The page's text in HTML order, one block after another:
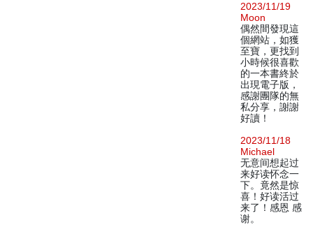
2023/11/19
Moon
偶然間發現這
個網站，如獲
至寶，更找到
小時候很喜歡
的一本書終於
出現電子版，
感謝團隊的無
私分享，謝謝
好讀！
2023/11/18
Michael
无意间想起过
来好读怀念一
下。竟然是惊
喜！好读活过
来了！感恩 感
谢。